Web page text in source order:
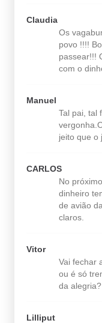
Claudia
Os
povo !!!!
passear!!!
com o
Manuel
Tal pai, tal
jeito que o
CARLOS
No
dinheiro
de avião
claros.
Vitor
Vai fechar
ou é só
da alegria?
Lilliput